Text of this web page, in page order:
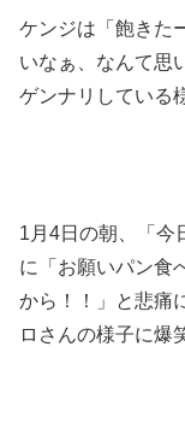
ケンジは「飽きた
いなぁ、なんて思
ゲンナリしている
1月4日の朝、「
に「お願いパン食
から！！」と悲痛
ロさんの様子に爆